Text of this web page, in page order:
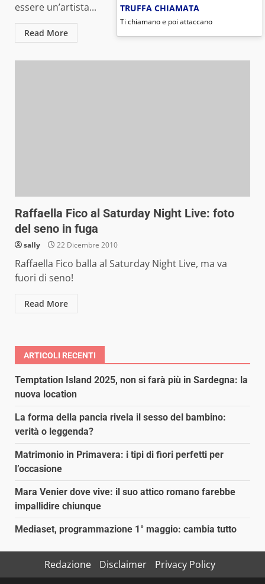
essere un’artista...
Read More
Raffaella Fico al Saturday Night Live: foto
del seno in fuga
sally 22 Dicembre 2010
Raffaella Fico balla al Saturday Night Live, ma va
fuori di seno!
Read More
ARTICOLI RECENTI
Temptation Island 2025, non si farà più in Sardegna: la
nuova location
La forma della pancia rivela il sesso del bambino:
verità o leggenda?
Matrimonio in Primavera: i tipi di fiori perfetti per
l’occasione
Mara Venier dove vive: il suo attico romano farebbe
impallidire chiunque
Mediaset, programmazione 1° maggio: cambia tutto
Redazione Disclaimer Privacy Policy
TRUFFA CHIAMATA
Ti chiamano e poi attaccano